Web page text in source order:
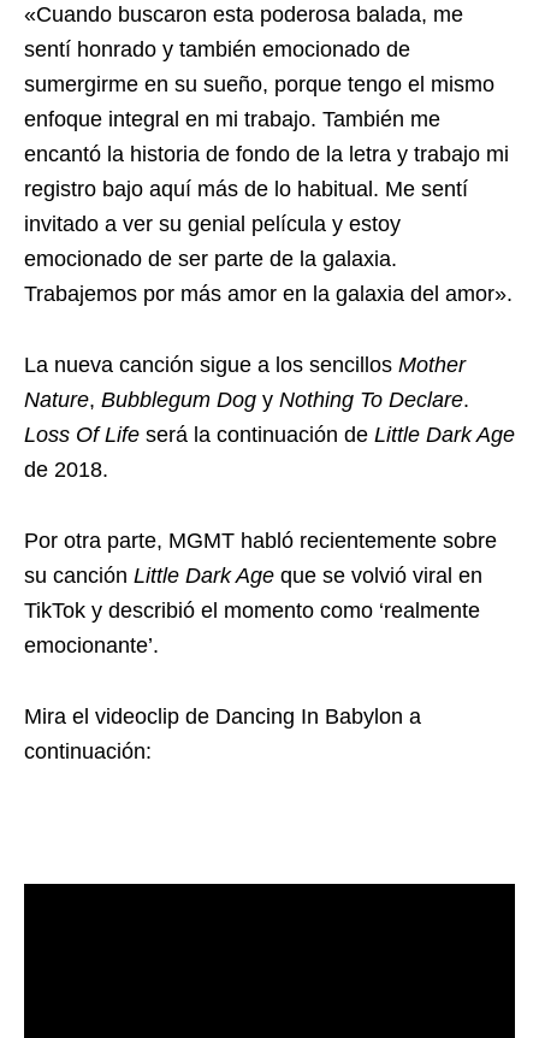
«Cuando buscaron esta poderosa balada, me
sentí honrado y también emocionado de
sumergirme en su sueño, porque tengo el mismo
enfoque integral en mi trabajo. También me
encantó la historia de fondo de la letra y trabajo mi
registro bajo aquí más de lo habitual. Me sentí
invitado a ver su genial película y estoy
emocionado de ser parte de la galaxia.
Trabajemos por más amor en la galaxia del amor».
La nueva canción sigue a los sencillos Mother
Nature, Bubblegum Dog y Nothing To Declare.
Loss Of Life será la continuación de Little Dark Age
de 2018.
Por otra parte, MGMT habló recientemente sobre
su canción Little Dark Age que se volvió viral en
TikTok y describió el momento como ‘realmente
emocionante’.
Mira el videoclip de Dancing In Babylon a
continuación: